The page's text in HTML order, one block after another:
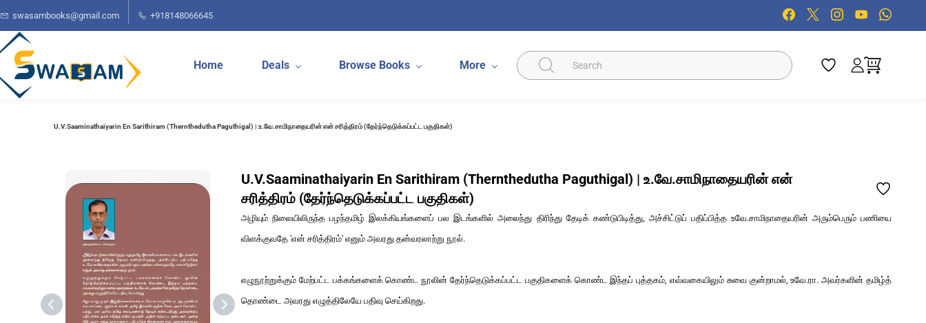
main
content
swasambooks@gmail.com +918148066645
Home Deals Browse Books More
U.V.Saaminathaiyarin En Sarithiram (Thernthedutha Paguthigal) | உ.வே.சாமிநாதையரின் என் சரித்திரம் (தேர்ந்தெடுக்கப்பட்ட பகுதிகள்)
U.V.Saaminathaiyarin En Sarithiram (Thernthedutha Paguthigal) | உ.வே.சாமிநாதையரின் என்
சரித்திரம் (தேர்ந்தெடுக்கப்பட்ட பகுதிகள்)
அழியும் நிலையிலிருந்த பழந்தமிழ் இலக்கியங்களைப் பல இடங்களில் அலைந்து திரிந்து தேடிக் கண்டுபிடித்து, அச்சிட்டுப் பதிப்பித்த உவே.சாமிநாதையரின் அரும்பெரும் பணியை
விளக்குவதே 'என் சரித்திரம்' எனும் அவரது தன்வரலாற்று நூல்.
எழுநூற்றுக்கும் மேற்பட்ட பக்கங்களைக் கொண்ட நூலின் தேர்ந்தெடுக்கப்பட்ட பகுதிகளைக் கொண்ட இந்தப் புத்தகம், எவ்வகையிலும் சுவை குன்றாமல், உவே.ரா. அவர்களின் தமிழ்த்
தொண்டை அவரது எழுத்திலேயே பதிவு செய்கிறது.